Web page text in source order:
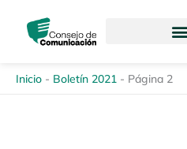
contenido
Inicio - Boletín 2021 - Página 2